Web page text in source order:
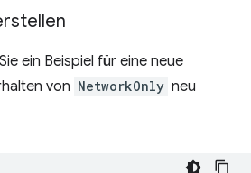
ein Beispiel für eine neue
von NetworkOnly neu